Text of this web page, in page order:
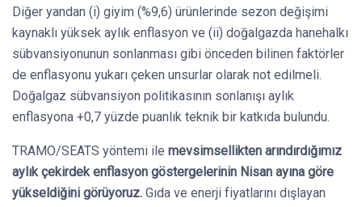
Diğer yandan (i) giyim (%9,6) ürünlerinde sezon değişimi
kaynaklı yüksek aylık enflasyon ve (ii) doğalgazda hanehalkı
sübvansiyonunun sonlanması gibi önceden bilinen faktörler
de enflasyonu yukarı çeken unsurlar olarak not edilmeli.
Doğalgaz sübvansiyon politikasının sonlanışı aylık
enflasyona +0,7 yüzde puanlık teknik bir katkıda bulundu.
TRAMO/SEATS yöntemi ile mevsimsellikten arındırdığımız
aylık çekirdek enflasyon göstergelerinin Nisan ayına göre
yükseldiğini görüyoruz. Gıda ve enerji fiyatlarını dışlayan